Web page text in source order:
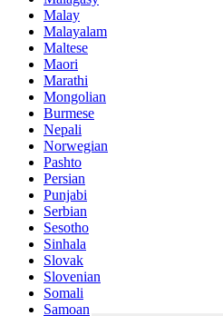
Malay
Malayalam
Maltese
Maori
Marathi
Mongolian
Burmese
Nepali
Norwegian
Pashto
Persian
Punjabi
Serbian
Sesotho
Sinhala
Slovak
Slovenian
Somali
Samoan